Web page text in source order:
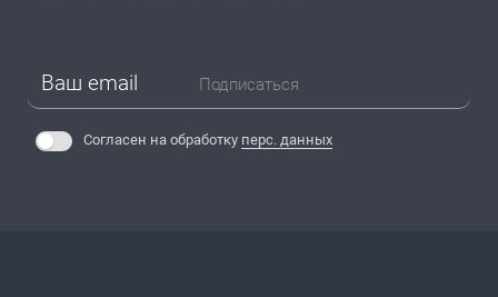
Подписаться
Согласен на обработку перс. данных